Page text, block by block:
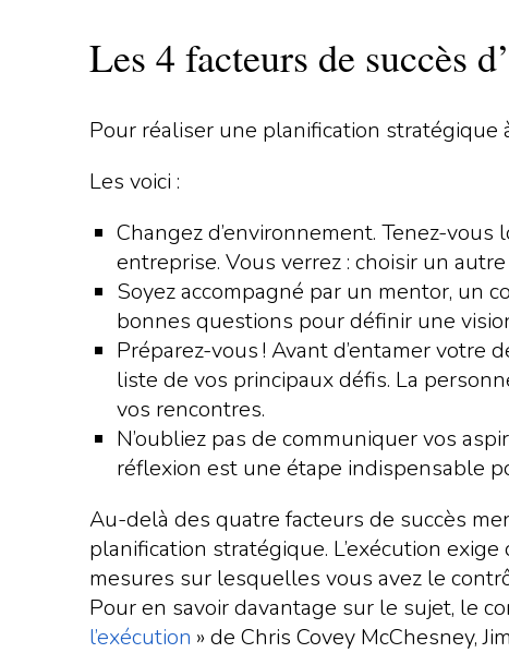
Les 4 facteurs de succès
Pour réaliser une planification stratégique
Les voici :
Changez d’environnement. Tenez-
entreprise. Vous verrez : choisir un
Soyez accompagné par un mentor, un
bonnes questions pour définir une
Préparez-vous ! Avant d’entamer votre
liste de vos principaux défis. La
vos rencontres.
N’oubliez pas de communiquer vos
réflexion est une étape indispensable
Au-delà des quatre facteurs de succès
planification stratégique. L’exécution
mesures sur lesquelles vous avez le
Pour en savoir davantage sur le sujet, le
l’exécution » de Chris Covey McChesney,